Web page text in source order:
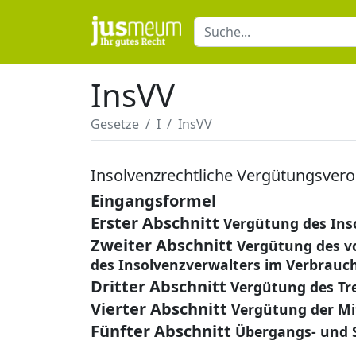
InsVV
Gesetze I InsVV
Insolvenzrechtliche
Eingangsformel
Erster Abschnitt Vergütung des
Zweiter Abschnitt Vergütung des
des Insolvenzverwalters im
Dritter Abschnitt Vergütung des
Vierter Abschnitt Vergütung der
Fünfter Abschnitt Übergangs-